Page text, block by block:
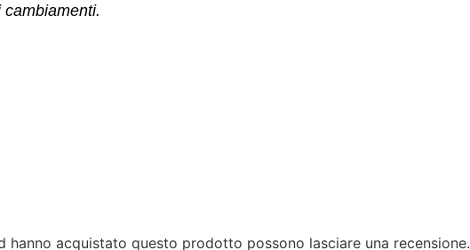
acquistato questo prodotto possono lasciare una recensione.